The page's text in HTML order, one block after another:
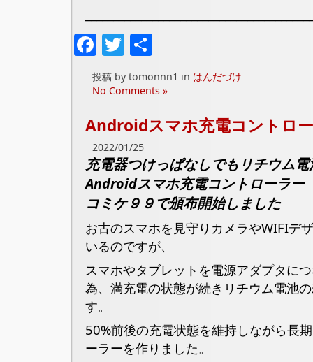
Facebook
Twitter
共
有
投稿 by tomonnn1 in はんだづけ
No Comments »
Androidスマホ充電コントロ
2022/01/25
充電器つけっぱなしでもリチウム
Androidスマホ充電コントローラー
コミケ９９で頒布開始しました
お古のスマホを見守りカメラやWIFIデ
いるのですが、
スマホやタブレットを電源アダプタに
為、満充電の状態が続きリチウム電池
す。
50%前後の充電状態を維持しながら長
ーラーを作りました。